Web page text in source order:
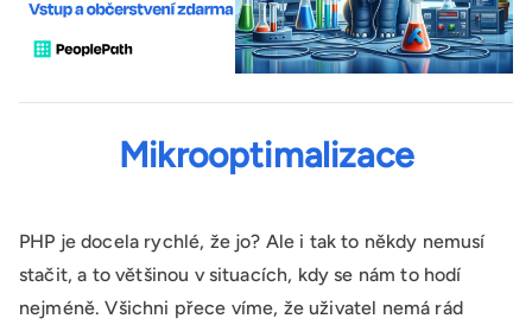
Mikrooptimalizace
PHP je docela rychlé, že jo? Ale i tak to někdy nemusí
stačit, a to většinou v situacích, kdy se nám to hodí
nejméně. Všichni přece víme, že uživatel nemá rád